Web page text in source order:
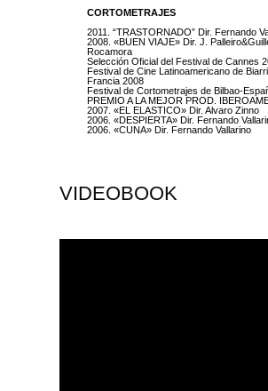
CORTOMETRAJES
2011. “TRASTORNADO” Dir. Fernando
2008. «BUEN VIAJE» Dir. J.
Rocamora
Selección Oficial del Festival de Cannes
Festival de Cine Latinoamericano de
Francia 2008
Festival de Cortometrajes de Bilbao-
PREMIO A LA MEJOR PROD.
2007. «EL ELASTICO» Dir. Alvaro Zinno
2006. «DESPIERTA» Dir. Fernando
2006. «CUNA» Dir. Fernando Vallarino
VIDEOBOOK